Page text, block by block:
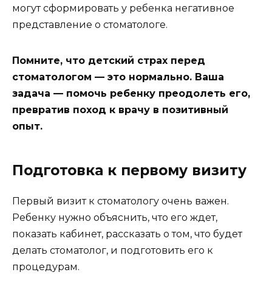
могут сформировать у ребенка негативное
представление о стоматологе.
Помните, что детский страх перед
стоматологом — это нормально. Ваша
задача — помочь ребенку преодолеть его,
превратив поход к врачу в позитивный
опыт.
Подготовка к первому визиту
Первый визит к стоматологу очень важен.
Ребенку нужно объяснить, что его ждет,
показать кабинет, рассказать о том, что будет
делать стоматолог, и подготовить его к
процедурам.